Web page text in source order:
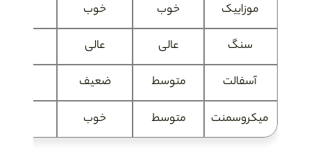
موزاییک خوب خوب
سنگ
عالی عالی
آسفالت
متوسط ضعیف
میکروسمنت
متوسط خوب